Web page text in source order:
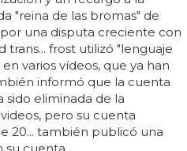
"reina de las bromas" de
una disputa creciente con
frost utilizó "lenguaje
varios vídeos, que ya han
informó que la cuenta
sido eliminada de la
pero su cuenta
20... también publicó una
su cuenta...